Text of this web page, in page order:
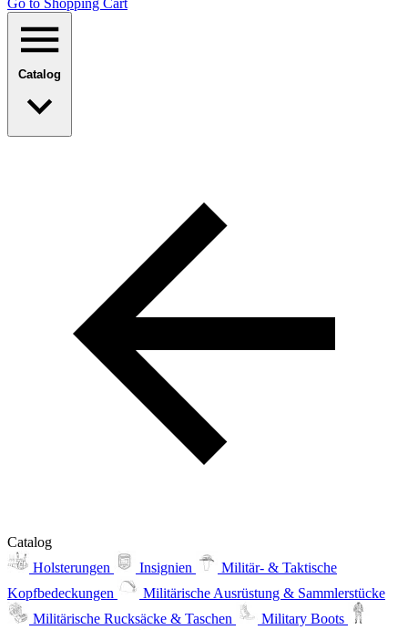
Go to Shopping Сart
Catalog
Catalog
Holsterungen
Insignien
Militär- & Taktische
Kopfbedeckungen
Militärische Ausrüstung & Sammlerstücke
Militärische Rucksäcke & Taschen
Military Boots